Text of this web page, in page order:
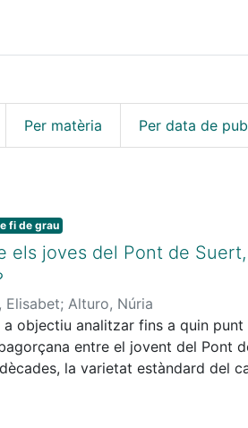
Per matèria Per data de
fi de grau
els joves del Pont de
Elisabet; Alturo, Núria
objectiu analitzar fins a quin
entre el jovent del Pont
la varietat estàndard del
comunicació i l’administració, fins